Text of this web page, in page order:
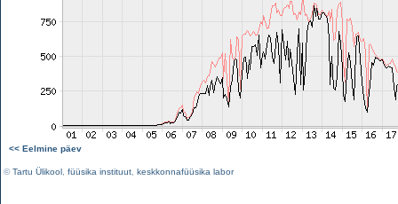
<< Eelmine päev
©Tartu Ülikool füüsika instituut keskkonnafüüsika labor